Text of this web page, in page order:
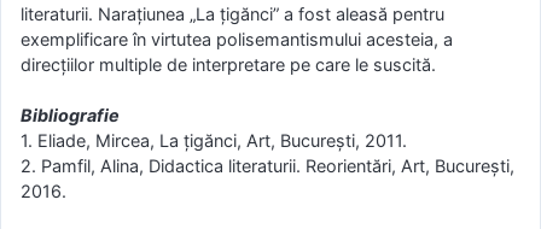
literaturii. Narațiunea „La țigănci” a fost aleasă pentru
exemplificare în virtutea polisemantismului acesteia, a
direcțiilor multiple de interpretare pe care le suscită.
Bibliografie
1. Eliade, Mircea, La țigănci, Art, București, 2011.
2. Pamfil, Alina, Didactica literaturii. Reorientări, Art, București,
2016.